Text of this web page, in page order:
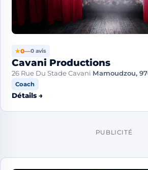
★0—0 avis
Cavani Productions
26 Rue Du Stade Cavani Mamoudzou,
Coach
Détails →
PUBLICITÉ